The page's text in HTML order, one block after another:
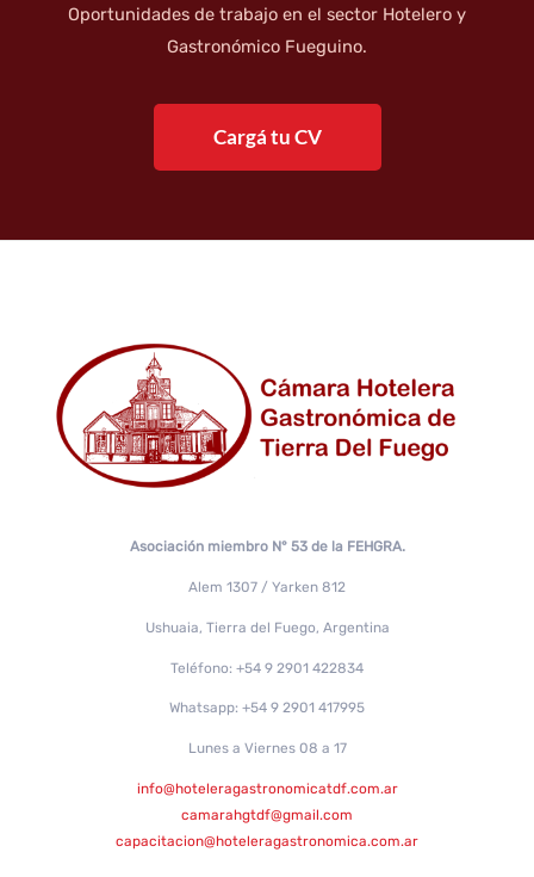
Oportunidades de trabajo en el sector Hotelero y
Gastronómico Fueguino.
Cargá tu CV
Asociación miembro N° 53 de la FEHGRA.
Alem 1307 / Yarken 812
Ushuaia, Tierra del Fuego, Argentina
Teléfono: +54 9 2901 422834
Whatsapp: +54 9 2901 417995
Lunes a Viernes 08 a 17
info@hoteleragastronomicatdf.com.ar
camarahgtdf@gmail.com
capacitacion@hoteleragastronomica.com.ar